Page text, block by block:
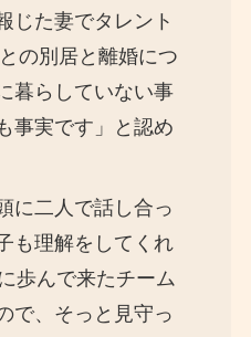
じた妻でタレント
の別居と離婚につ
暮らしていない事
事実です」と認め
に二人で話し合っ
も理解をしてくれ
歩んで来たチーム
で、そっと見守っ